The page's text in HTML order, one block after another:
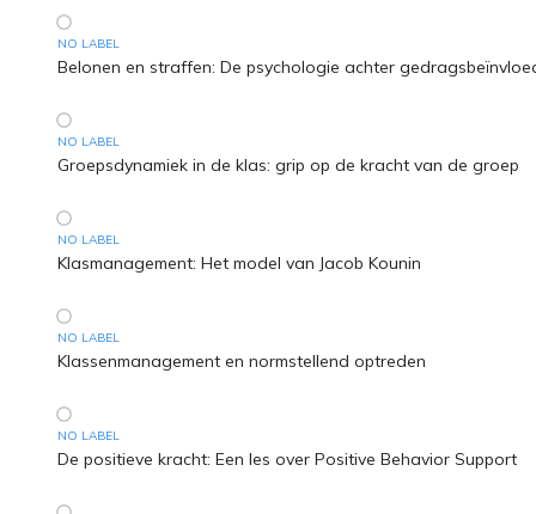
NO LABEL
Belonen en straffen: De psychologie achter
NO LABEL
Groepsdynamiek in de klas: grip op de kracht van de groep
NO LABEL
Klasmanagement: Het model van Jacob Kounin
NO LABEL
Klassenmanagement en normstellend optreden
NO LABEL
De positieve kracht: Een les over Positive Behavior Support